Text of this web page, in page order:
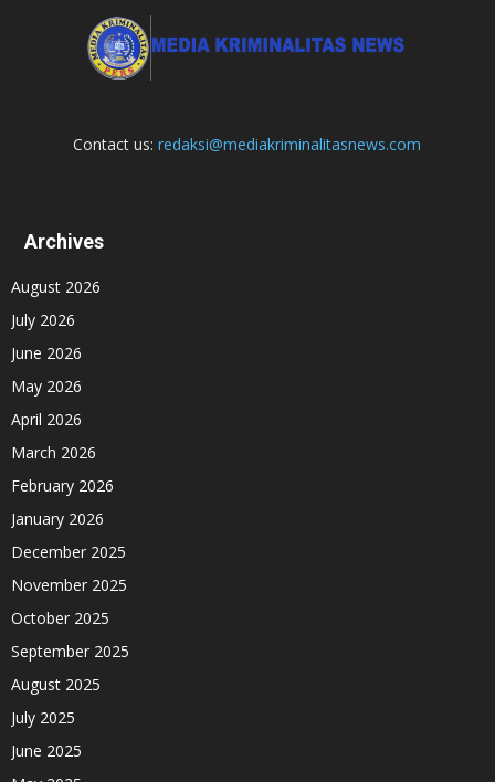
Contact us:redaksi@mediakriminalitasnews.com
Archives
August 2026
July 2026
June 2026
May 2026
April 2026
March 2026
February 2026
January 2026
December 2025
November 2025
October 2025
September 2025
August 2025
July 2025
June 2025